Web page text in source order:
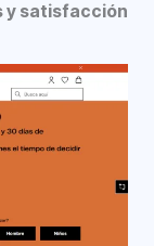
y satisfacción